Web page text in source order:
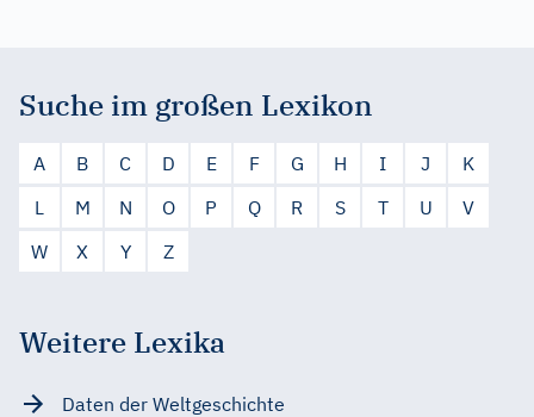
Suche im großen Lexikon
A B C D E F G H I J
K
L
M N O P Q R S T U
V
W
X Y Z
Weitere Lexika
Daten der Weltgeschichte